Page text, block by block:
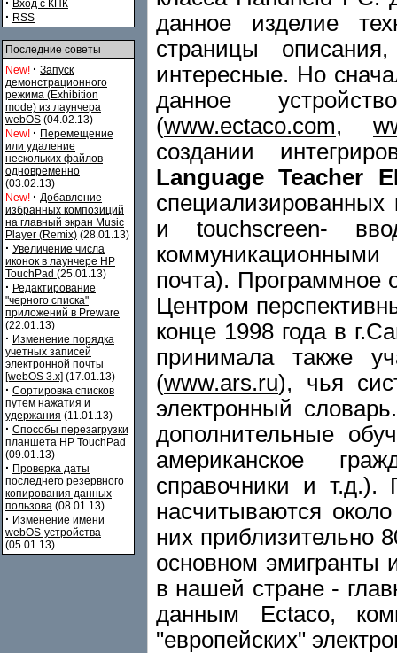
Вход с КПК
· RSS
Последние советы
New! · Запуск
демонстрационного
режима (Exhibition
mode) из лаунчера
webOS (04.02.13)
New! · Перемещение
или удаление
нескольких файлов
одновременно
(03.02.13)
New! · Добавление
избранных композиций
на главный экран Music
Player (Remix) (28.01.13)
· Увеличение числа
иконок в лаунчере HP
TouchPad (25.01.13)
· Редактирование
"черного списка"
приложений в Preware
(22.01.13)
· Изменение порядка
учетных записей
электронной почты
[webOS 3.x] (17.01.13)
· Сортировка списков
путем нажатия и
удержания (11.01.13)
· Способы перезагрузки
планшета HP TouchPad
(09.01.13)
· Проверка даты
последнего резервного
копирования данных
пользова (08.01.13)
· Изменение имени
webOS-устройства
(05.01.13)
данное изделие
страницы
интересные. Но
данное
(www.ectaco.com,
создании
Language Teacher
и touchscreen-
почта). Программное
Центром
конце 1998 года в
принимала также
(www.ars.ru), чья
электронный
дополнительные
американское
справочники и
насчитываются
них приблизительно
основном эмигранты
в нашей стране -
данным Ectaco,
"европейских"